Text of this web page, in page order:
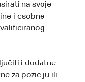
na svoje
i osobne
i dodatne
za poziciju ili